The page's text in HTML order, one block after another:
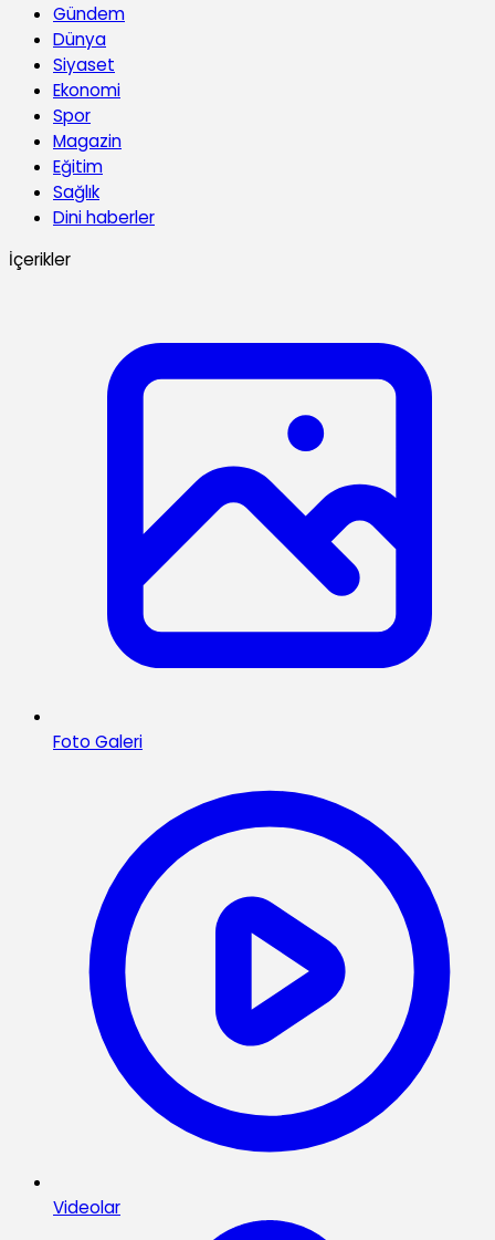
Gündem
Dünya
Siyaset
Ekonomi
Spor
Magazin
Eğitim
Sağlık
Dini haberler
İçerikler
Foto Galeri
Videolar